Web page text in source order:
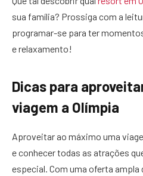
sua família? Prossiga com a
programar-se para ter
e relaxamento!
Dicas para
viagem a Olímpia
Aproveitar ao máximo uma
e conhecer todas as atrações
especial. Com uma oferta ampla